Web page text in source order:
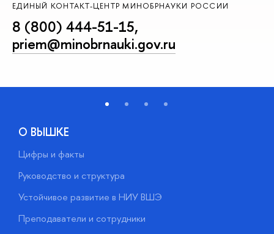
ЕДИНЫЙ КОНТАКТ-ЦЕНТР МИНОБРНАУКИ РОССИИ
8 (800) 444-51-15,
priem@minobrnauki.gov.ru
О ВЫШКЕ
Цифры и факты
Руководство и структура
Устойчивое развитие в НИУ ВШЭ
Преподаватели и сотрудники